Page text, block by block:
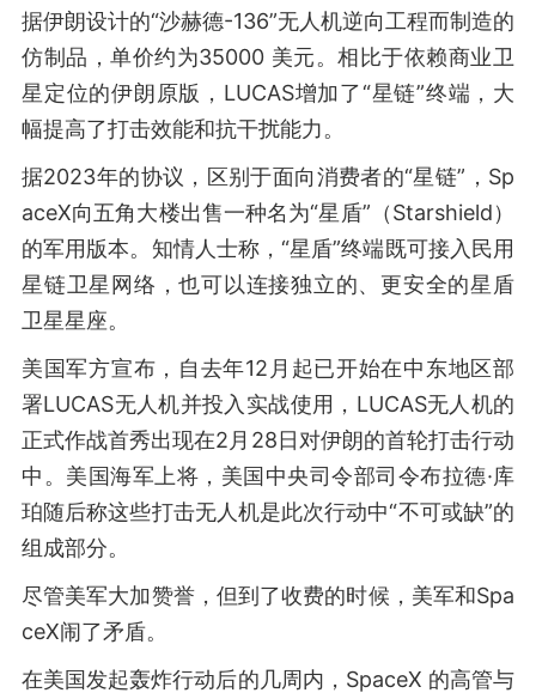
据伊朗设计的“沙赫德-136”无人机逆向工程而制造的
仿制品，单价约为35000 美元。相比于依赖商业卫
星定位的伊朗原版，LUCAS增加了“星链”终端，大
幅提高了打击效能和抗干扰能力。
据2023年的协议，区别于面向消费者的“星链”，Sp
aceX向五角大楼出售一种名为“星盾”（Starshield）
的军用版本。知情人士称，“星盾”终端既可接入民用
星链卫星网络，也可以连接独立的、更安全的星盾
卫星星座。
美国军方宣布，自去年12月起已开始在中东地区部
署LUCAS无人机并投入实战使用，LUCAS无人机的
正式作战首秀出现在2月28日对伊朗的首轮打击行动
中。美国海军上将，美国中央司令部司令布拉德·库
珀随后称这些打击无人机是此次行动中“不可或缺”的
组成部分。
尽管美军大加赞誉，但到了收费的时候，美军和Spa
ceX闹了矛盾。
在美国发起轰炸行动后的几周内，SpaceX 的高管与